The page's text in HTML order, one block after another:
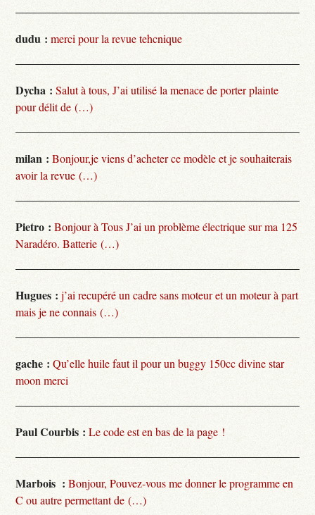
dudu : merci pour la revue tehcnique
Dycha : Salut à tous, J’ai utilisé la menace de porter plainte
pour délit de (…)
milan : Bonjour,je viens d’acheter ce modèle et je souhaiterais
avoir la revue (…)
Pietro : Bonjour à Tous J’ai un problème électrique sur ma 125
Naradéro. Batterie (…)
Hugues : j’ai recupéré un cadre sans moteur et un moteur à part
mais je ne connais (…)
gache : Qu’elle huile faut il pour un buggy 150cc divine star
moon merci
Paul Courbis : Le code est en bas de la page !
Marbois : Bonjour, Pouvez-vous me donner le programme en
C ou autre permettant de (…)